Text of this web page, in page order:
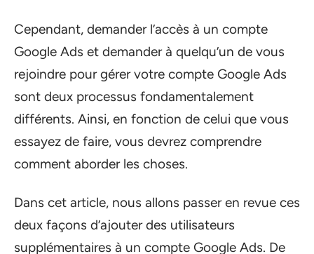
Cependant, demander l’accès à un compte
Google Ads et demander à quelqu’un de vous
rejoindre pour gérer votre compte Google Ads
sont deux processus fondamentalement
différents. Ainsi, en fonction de celui que vous
essayez de faire, vous devrez comprendre
comment aborder les choses.
Dans cet article, nous allons passer en revue ces
deux façons d’ajouter des utilisateurs
supplémentaires à un compte Google Ads. De